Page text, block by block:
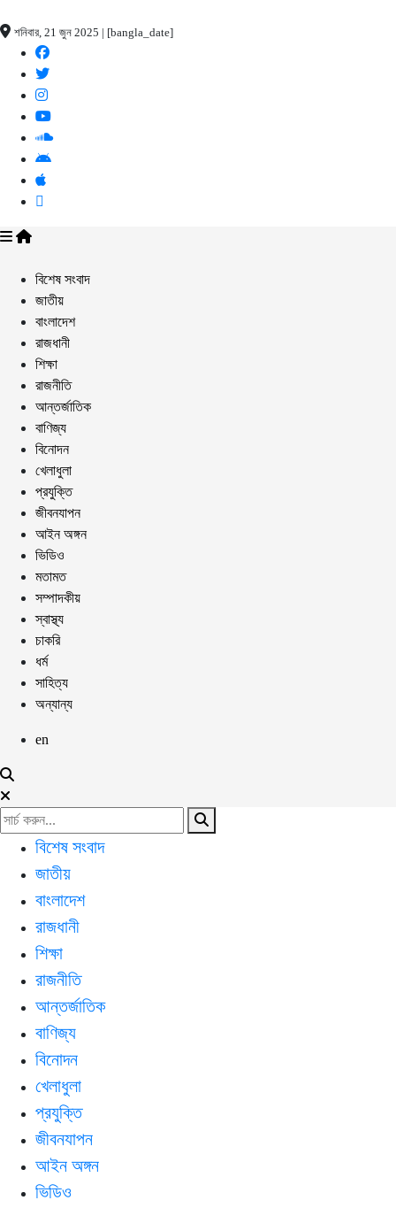
শনিবার, 21 জুন 2025 | [bangla_date]
বিশেষ সংবাদ
জাতীয়
বাংলাদেশ
রাজধানী
শিক্ষা
রাজনীতি
আন্তর্জাতিক
বাণিজ্য
বিনোদন
খেলাধুলা
প্রযুক্তি
জীবনযাপন
আইন অঙ্গন
ভিডিও
মতামত
সম্পাদকীয়
স্বাস্থ্য
চাকরি
ধর্ম
সাহিত্য
অন্যান্য
en
বিশেষ সংবাদ
জাতীয়
বাংলাদেশ
রাজধানী
শিক্ষা
রাজনীতি
আন্তর্জাতিক
বাণিজ্য
বিনোদন
খেলাধুলা
প্রযুক্তি
জীবনযাপন
আইন অঙ্গন
ভিডিও